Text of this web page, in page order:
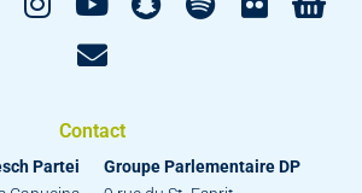
Contact
Partei
Groupe Parlementaire DP